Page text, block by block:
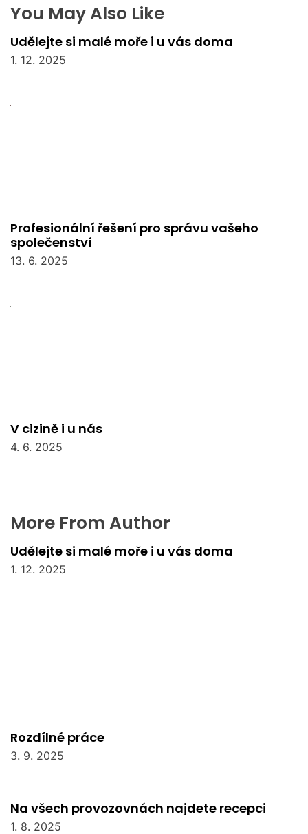
You May Also Like
Udělejte si malé moře i u vás doma
1. 12. 2025
Profesionální řešení pro správu vašeho
společenství
13. 6. 2025
V cizině i u nás
4. 6. 2025
More From Author
Udělejte si malé moře i u vás doma
1. 12. 2025
Rozdílné práce
3. 9. 2025
Na všech provozovnách najdete recepci
1. 8. 2025